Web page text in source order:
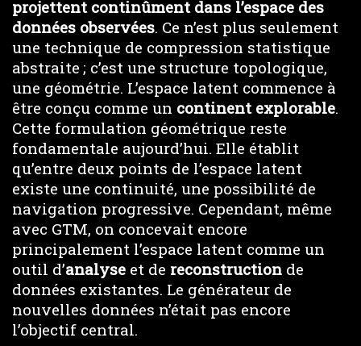
projettent continûment dans l’espace des
données observées. Ce n’est plus seulement
une technique de compression statistique
abstraite ; c’est une structure topologique,
une géométrie. L’espace latent commence à
être conçu comme un continent explorable.
Cette formulation géométrique reste
fondamentale aujourd’hui. Elle établit
qu’entre deux points de l’espace latent
existe une continuité, une possibilité de
navigation progressive. Cependant, même
avec GTM, on concevait encore
principalement l’espace latent comme un
outil d’analyse et de reconstruction de
données existantes. Le générateur de
nouvelles données n’était pas encore
l’objectif central.